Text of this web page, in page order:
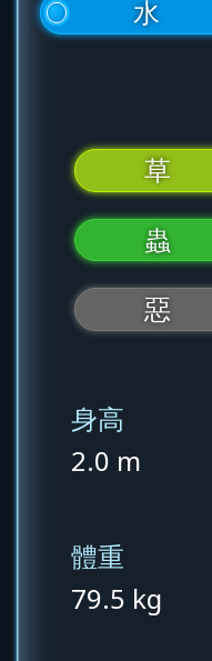
水
草
蟲
惡
身高
2.0 m
體重
79.5 kg